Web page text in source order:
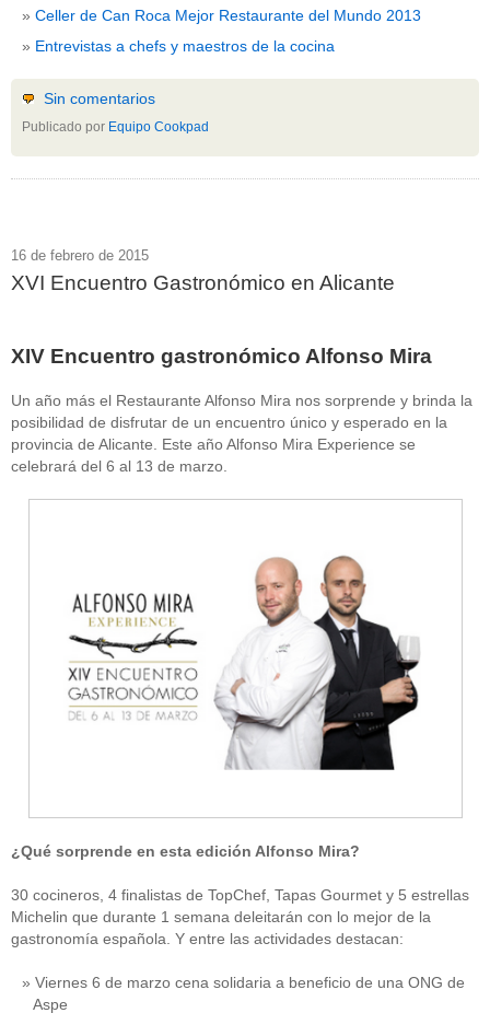
Celler de Can Roca Mejor Restaurante del Mundo 2013
Entrevistas a chefs y maestros de la cocina
Sin comentarios
Publicado por Equipo Cookpad
16 de febrero de 2015
XVI Encuentro Gastronómico en Alicante
XIV Encuentro gastronómico Alfonso Mira
Un año más el Restaurante Alfonso Mira nos sorprende y brinda la
posibilidad de disfrutar de un encuentro único y esperado en la
provincia de Alicante. Este año Alfonso Mira Experience se
celebrará del 6 al 13 de marzo.
¿Qué sorprende en esta edición Alfonso Mira?
30 cocineros, 4 finalistas de TopChef, Tapas Gourmet y 5 estrellas
Michelin que durante 1 semana deleitarán con lo mejor de la
gastronomía española. Y entre las actividades destacan:
Viernes 6 de marzo cena solidaria a beneficio de una ONG de
Aspe